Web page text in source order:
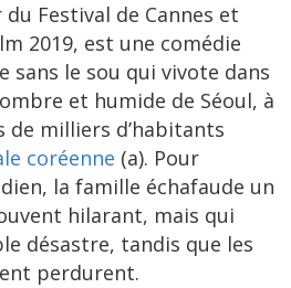
du Festival de Cannes et
2019, est une comédie
sans le sou qui vivote dans
et humide de Séoul, à
de milliers d’habitants
coréenne (a). Pour
la famille échafaude un
hilarant, mais qui
désastre, tandis que les
perdurent.